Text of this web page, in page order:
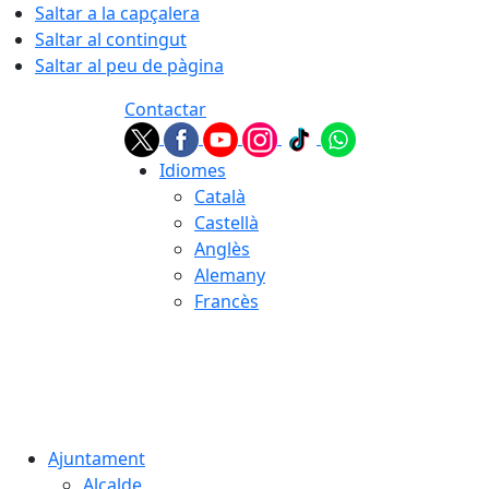
Saltar a la capçalera
Saltar al contingut
Saltar al peu de pàgina
Contactar
Idiomes
Català
Castellà
Anglès
Alemany
Francès
Ajuntament